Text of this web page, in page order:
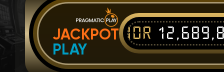
JACKPOT
PLAY
IDR